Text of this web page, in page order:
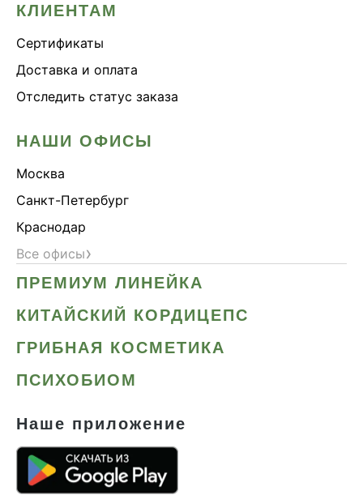
КЛИЕНТАМ
Сертификаты
Доставка и оплата
Отследить статус заказа
НАШИ ОФИСЫ
Москва
Санкт-Петербург
Краснодар
Все офисы›
ПРЕМИУМ ЛИНЕЙКА
КИТАЙСКИЙ КОРДИЦЕПС
ГРИБНАЯ КОСМЕТИКА
ПСИХОБИОМ
Наше приложение